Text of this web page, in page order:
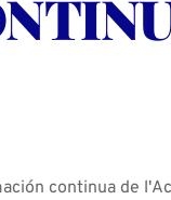
continua de